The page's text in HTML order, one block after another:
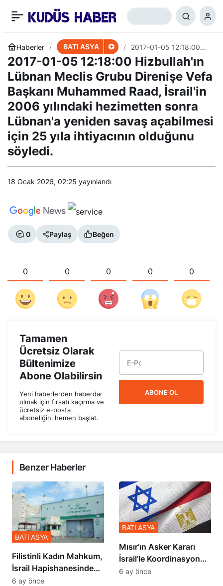
Haberler BATI ASYA
2017-01-05 12:18:00
Hizbullah'ın Lübnan
Meclis Grubu Direnişe
Vefa Başkanı
Muhammed Raad,
İsrail'in 2006 yılındaki
hezimetten sonra
Lübnan'a yeniden savaş
açabilmesi için 25 yıla
ihtiyacının olduğunu
söyledi.
2017-01-05 12:18:00 Hizbullah'ın
Lübnan Meclis Grubu Direnişe Vefa
Başkanı Muhammed Raad, İsrail'in
2006 yılındaki hezimetten sonra
Lübnan'a yeniden savaş açabilmesi
için 25 yıla ihtiyacının olduğunu
söyledi.
18 Ocak 2026, 02:25 yayınlandı
0 Paylaş Beğen
0 0 0 0 0
Tamamen
Ücretsiz Olarak
Bültenimize
Abone Olabilirsin
Yeni haberlerden haberdar
olmak için fırsatı kaçırma ve
ücretsiz e-posta
aboneliğini hemen başlat.
ABONE OL
Benzer Haberler
Filistinli Kadın Mahkum,
İsrail Hapishanesindeki
Zulmü Anlattı
BATI ASYA
6 ay önce
Mısır’ın Asker Kararı
İsrail’le Koordinasyon
İçinde Gerçekleşmiş
BATI ASYA
6 ay önce
Hizbullah’tan Suriye
Çağrısı
+ 0 Paylaş